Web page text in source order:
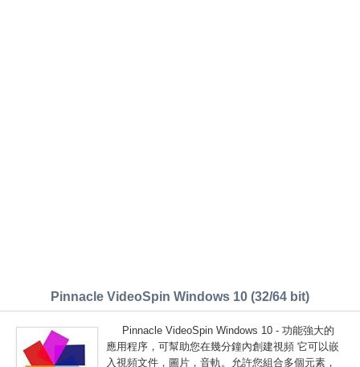
Pinnacle VideoSpin Windows 10 (32/64 bit)
Pinnacle VideoSpin Windows 10 - 功能強大的
應用程序，可幫助您在幾分鐘內創建視頻 它可以嵌
入視頻文件，圖片，音軌。允許您組合多個元素，